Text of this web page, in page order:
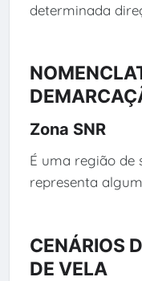
determinada
Zona SNR
É uma região de
representa
CENÁRIOS
DE VELA